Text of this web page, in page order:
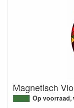
Magnetisch
Op